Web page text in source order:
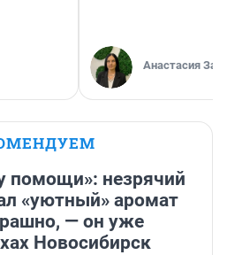
Анастасия
помощи»: незрячий
«уютный» аромат
— он уже
Новосибирск